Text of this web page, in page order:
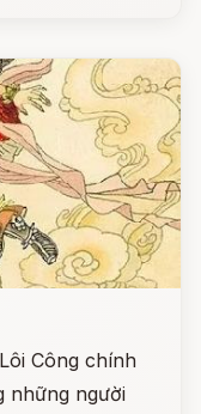
Công chính
những người